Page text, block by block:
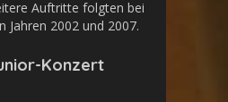
Auftritte folgten bei
Jahren 2002 und 2007.
Konzert